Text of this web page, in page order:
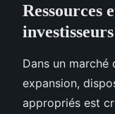
Ressources
Dans un
expansion,
appropriés est